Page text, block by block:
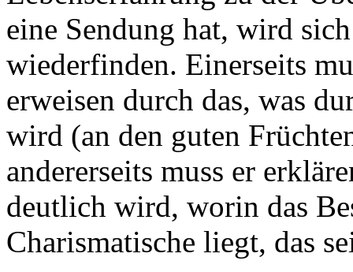
eine Sendung hat, wird
wiederfinden. Einerseits
erweisen durch das, was
wird (an den guten
andererseits muss er
deutlich wird, worin das
Charismatische liegt, das